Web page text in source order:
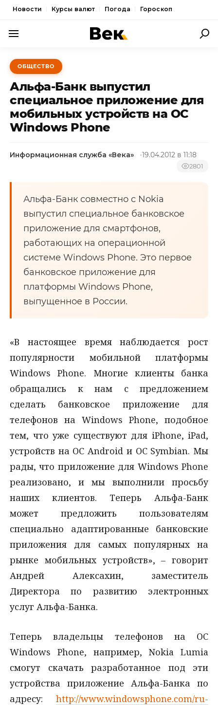
Новости Курсы валют Погода Гороскоп
ПОЛИТИКА
ЭКОНОМИКА
ОБЩЕСТВО
СПОРТ
КУЛЬТУРА
НОВОСТИ
ОБЩЕСТВО
Альфа-Банк выпустил
специальное приложение для
мобильных устройств на ОС
Windows Phone
Информационная служба «Века» 19.04.2012 в 11:18
2801
Альфа-Банк совместно с Nokia
выпустил специальное банковское
приложение для смартфонов,
работающих на операционной
системе Windows Phone. Это первое
банковское приложение для
платформы Windows Phone,
выпущенное в России.
«В настоящее время наблюдается рост
популярности мобильной платформы
Windows Phone. Многие клиенты банка
обращались к нам с предложением
сделать банковское приложение для
телефонов на Windows Phone, подобное
тем, что уже существуют для iPhone, iPad,
устройств на ОС Android и ОС Symbian. Мы
рады, что приложение для Windows Phone
реализовано, и мы выполнили просьбу
наших клиентов. Теперь Альфа-Банк
может предложить пользователям
специально адаптированные банковские
приложения для самых популярных на
рынке мобильных устройств», – говорит
Андрей Алексахин, заместитель
Директора по развитию электронных
услуг Альфа-Банка.
Теперь владельцы телефонов на ОС
Windows Phone, например, Nokia Lumia
смогут скачать разработанное под эти
устройства приложение Альфа-Банка по
адресу: http://www.windowsphone.com/ru-